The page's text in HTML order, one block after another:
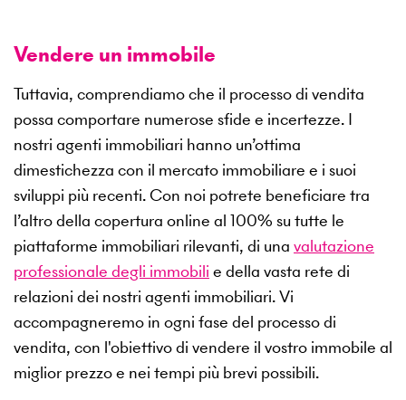
Vendere un immobile
Tuttavia, comprendiamo che il processo di vendita
possa comportare numerose sfide e incertezze. I
nostri agenti immobiliari hanno un’ottima
dimestichezza con il mercato immobiliare e i suoi
sviluppi più recenti. Con noi potrete beneficiare tra
l’altro della copertura online al 100% su tutte le
piattaforme immobiliari rilevanti, di una valutazione
professionale degli immobili e della vasta rete di
relazioni dei nostri agenti immobiliari. Vi
accompagneremo in ogni fase del processo di
vendita, con l'obiettivo di vendere il vostro immobile al
miglior prezzo e nei tempi più brevi possibili.